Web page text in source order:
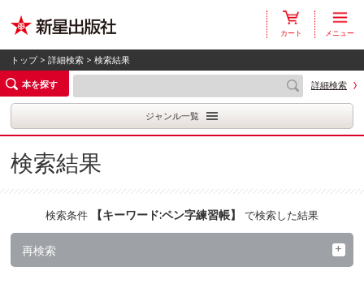
カート メニュー
トップ>詳細検索 > 検索結果
本を探す
詳細検索
ジャンル一覧
検索結果
検索条件 【キーワード:ペン字練習帳】 で検索した結果
再検索